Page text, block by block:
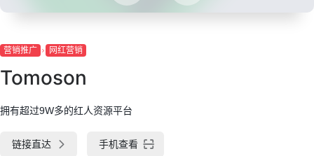
营销推广 网红营销
Tomoson
拥有超过9W多的红人资源平台
链接直达 手机查看